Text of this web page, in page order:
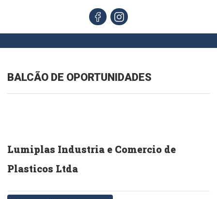
BALCÃO DE OPORTUNIDADES
Lumiplas Industria e Comercio de
Plasticos Ltda